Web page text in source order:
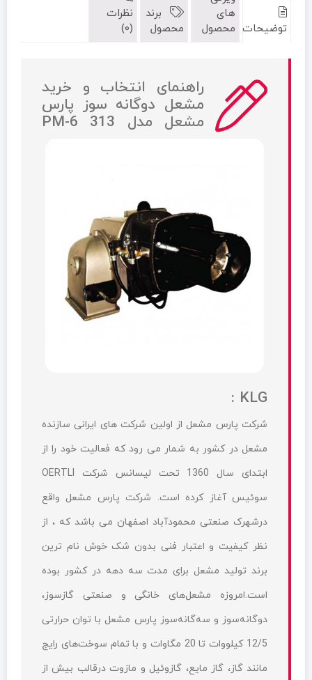
توضیحات
های
محصول
برند
محصول
نظرات
(0)
راهنمای انتخاب و خرید
مشعل دوگانه سوز پارس
مشعل مدل 313 PM-6
KLG :
شرکت پارس مشعل از اولین شرکت های ایرانی سازنده
مشعل در کشور به شمار می رود که فعالیت خود را از
ابتدای سال 1360 تحت لیسانس شرکت OERTLI
سوئیس آغاز کرده است. شرکت پارس مشعل واقع
درشهرک صنعتی محمودآباد اصفهان می باشد که ، از
نظر کیفیت و اعتبار فنی بدون شک خوش نام ترین
برند تولید مشعل برای مدت سه دهه در کشور بوده
است.امروزه مشعل‌های خانگی و صنعتی گازسوز،
دو‌گانه‌سوز و سه‌گانه‌سوز پارس مشعل با توان حرارتی
12/5 کیلووات تا 20 مگاوات و با تمام سوخت‌های رایج
مانند گاز، گاز مایع، گازوئیل و مازوت درقالب بیش از